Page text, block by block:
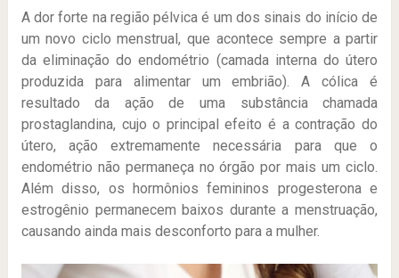
A dor forte na região pélvica é um dos sinais do início de
um novo ciclo menstrual, que acontece sempre a partir
da eliminação do endométrio (camada interna do útero
produzida para alimentar um embrião). A cólica é
resultado da ação de uma substância chamada
prostaglandina, cujo o principal efeito é a contração do
útero, ação extremamente necessária para que o
endométrio não permaneça no órgão por mais um ciclo.
Além disso, os hormônios femininos progesterona e
estrogênio permanecem baixos durante a menstruação,
causando ainda mais desconforto para a mulher.